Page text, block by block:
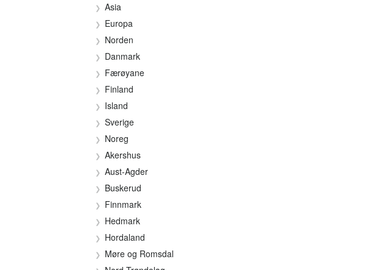
Asia
Europa
Norden
Danmark
Færøyane
Finland
Island
Sverige
Noreg
Akershus
Aust-Agder
Buskerud
Finnmark
Hedmark
Hordaland
Møre og Romsdal